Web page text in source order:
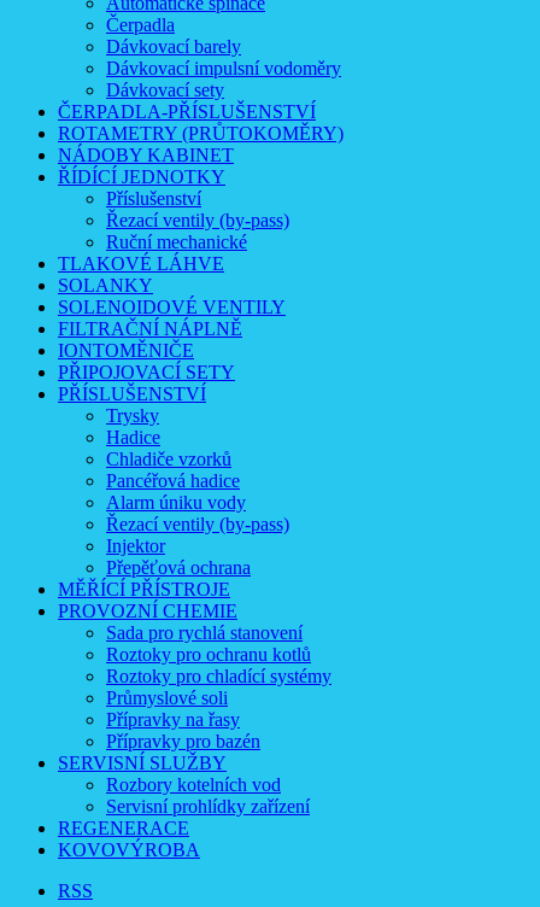
Čerpadla
Dávkovací barely
Dávkovací impulsní vodoměry
Dávkovací sety
ČERPADLA-PŘÍSLUŠENSTVÍ
ROTAMETRY (PRŮTOKOMĚRY)
NÁDOBY KABINET
ŘÍDÍCÍ JEDNOTKY
Příslušenství
Řezací ventily (by-pass)
Ruční mechanické
TLAKOVÉ LÁHVE
SOLANKY
SOLENOIDOVÉ VENTILY
FILTRAČNÍ NÁPLNĚ
IONTOMĚNIČE
PŘIPOJOVACÍ SETY
PŘÍSLUŠENSTVÍ
Trysky
Hadice
Chladiče vzorků
Pancéřová hadice
Alarm úniku vody
Řezací ventily (by-pass)
Injektor
Přepěťová ochrana
MĚŘÍCÍ PŘÍSTROJE
PROVOZNÍ CHEMIE
Sada pro rychlá stanovení
Roztoky pro ochranu kotlů
Roztoky pro chladící systémy
Průmyslové soli
Přípravky na řasy
Přípravky pro bazén
SERVISNÍ SLUŽBY
Rozbory kotelních vod
Servisní prohlídky zařízení
REGENERACE
KOVOVÝROBA
RSS